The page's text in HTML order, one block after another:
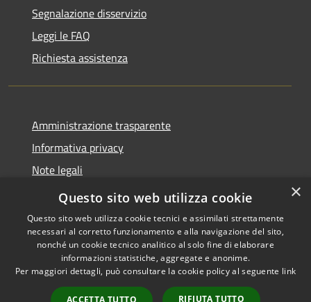
Segnalazione disservizio
Leggi le FAQ
Richiesta assistenza
Amministrazione trasparente
Informativa privacy
Note legali
Dichiarazione di accessibilità
Accessibilità
Copyright © 2026 • Comune di
Castiglione della Pescaia •
Powered byMunicipium
×
Questo sito web utilizza cookie
Questo sito web utilizza cookie tecnici e assimilati strettamente
necessari al corretto funzionamento e alla navigazione del sito,
nonché un cookie tecnico analitico al solo fine di elaborare
informazioni statistiche, aggregate e anonime.
Per maggiori dettagli, può consultare la cookie policy al seguente link
ACCETTA TUTTO RIFIUTA TUTTO